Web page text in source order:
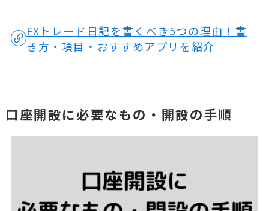
FXトレード日記を書くべき5つの理由！書
き方・項目・おすすめアプリを紹介
口座開設に必要なもの・開設の手順